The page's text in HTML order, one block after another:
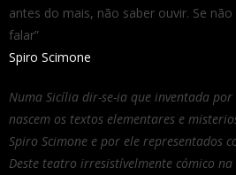
antes do mais, não saber ouvir. Se
falar”
Spiro Scimone
Numa Sicília dir-se-ia que inventada por
nascem os textos elementares e
Spiro Scimone e por ele representados
Deste teatro irresistívelmente cómico